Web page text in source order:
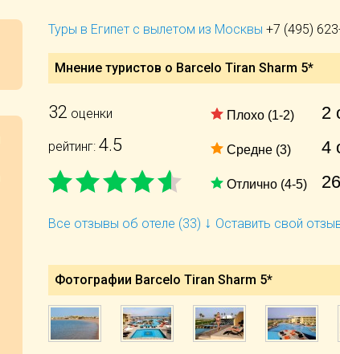
Туры в Египет с вылетом из Москвы +7 (495)
Мнение туристов о Barcelo Tiran Sharm 5*
32 оценки
рейтинг: 4.5
Плохо (1-2) 2
Средне (3) 4
Отлично (4-5)
Все отзывы об отеле (33) ↓ Оставить свой
Фотографии Barcelo Tiran Sharm 5*